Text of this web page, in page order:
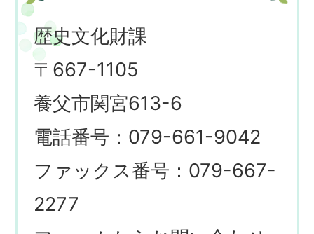
歴史文化財課
〒667-1105
養父市関宮613-6
電話番号：079-661-9042
ファックス番号：079-667-
2277